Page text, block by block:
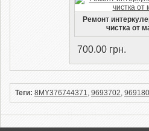
Ремонт
чистка от
700.00 грн.
Теги: 8MY376744371, 9693702,